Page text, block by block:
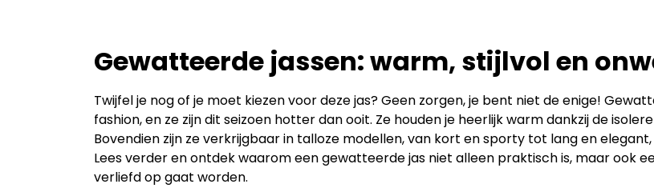
Gewatteerde jassen: warm, stijlvol en
Twijfel je nog of je moet kiezen voor deze jas? Geen zorgen, je bent niet de enige!
fashion, en ze zijn dit seizoen hotter dan ooit. Ze houden je heerlijk warm dankzij de
Bovendien zijn ze verkrijgbaar in talloze modellen, van kort en sporty tot lang en
Lees verder en ontdek waarom een gewatteerde jas niet alleen praktisch is, maar ook
verliefd op gaat worden.